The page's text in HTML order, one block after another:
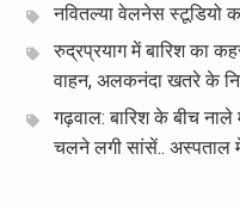
नवितल्या वेलनेस स्टूडियो
रुद्रप्रयाग में बारिश का
वाहन, अलकनंदा खतरे के
गढ़वाल: बारिश के बीच
चलने लगी सांसें.. अस्पताल में